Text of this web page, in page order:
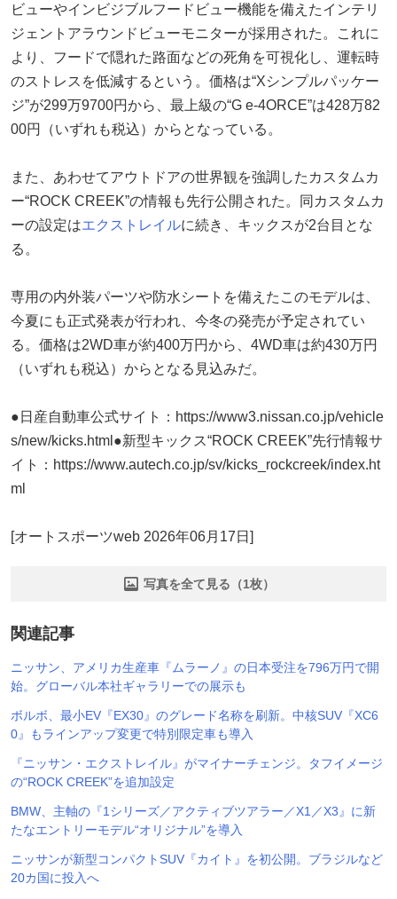
ビューやインビジブルフードビュー機能を備えたインテリ
ジェントアラウンドビューモニターが採用された。これに
より、フードで隠れた路面などの死角を可視化し、運転時
のストレスを低減するという。価格は“Xシンプルパッケー
ジ”が299万9700円から、最上級の“G e-4ORCE”は428万82
00円（いずれも税込）からとなっている。
また、あわせてアウトドアの世界観を強調したカスタムカ
ー“ROCK CREEK”の情報も先行公開された。同カスタムカ
ーの設定はエクストレイルに続き、キックスが2台目とな
る。
専用の内外装パーツや防水シートを備えたこのモデルは、
今夏にも正式発表が行われ、今冬の発売が予定されてい
る。価格は2WD車が約400万円から、4WD車は約430万円
（いずれも税込）からとなる見込みだ。
●日産自動車公式サイト：https://www3.nissan.co.jp/vehicle
s/new/kicks.html●新型キックス“ROCK CREEK”先行情報サ
イト：https://www.autech.co.jp/sv/kicks_rockcreek/index.ht
ml
[オートスポーツweb 2026年06月17日]
写真を全て見る（1枚）
関連記事
ニッサン、アメリカ生産車『ムラーノ』の日本受注を796万円で開
始。グローバル本社ギャラリーでの展示も
ボルボ、最小EV『EX30』のグレード名称を刷新。中核SUV『XC6
0』もラインアップ変更で特別限定車も導入
『ニッサン・エクストレイル』がマイナーチェンジ。タフイメージ
の“ROCK CREEK”を追加設定
BMW、主軸の『1シリーズ／アクティブツアラー／X1／X3』に新
たなエントリーモデル“オリジナル”を導入
ニッサンが新型コンパクトSUV『カイト』を初公開。ブラジルなど
20カ国に投入へ